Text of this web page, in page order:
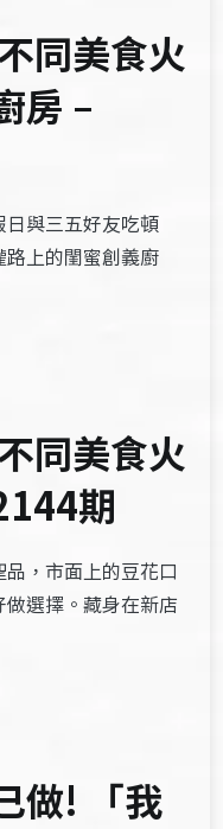
同美食火
房 –
與三五好友吃頓
上的閨蜜創義廚
同美食火
期
，市面上的豆花口
選擇。藏身在新店
做! 「我